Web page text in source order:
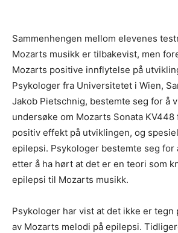
Sammenhengen mellom elevenes
Mozarts musikk er tilbakevist, men
Mozarts positive innflytelse på
Psykologer fra Universitetet i Wien,
Jakob Pietschnig, bestemte seg for å
undersøke om Mozarts Sonata KV448
positiv effekt på utviklingen, og
epilepsi. Psykologer bestemte seg for
etter å ha hørt at det er en teori som
epilepsi til Mozarts musikk.
Psykologer har vist at det ikke er tegn
av Mozarts melodi på epilepsi.